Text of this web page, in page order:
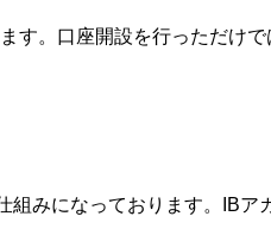
す。口座開設を行っただけ
みになっております。IBア